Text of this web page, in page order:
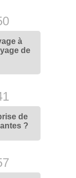
à
de
de
?